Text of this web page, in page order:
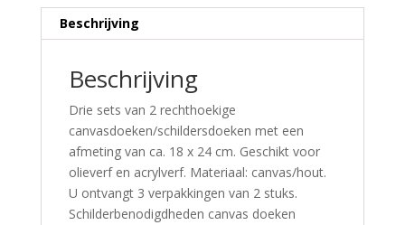
Beschrijving
Beschrijving
Drie sets van 2 rechthoekige
canvasdoeken/schildersdoeken met een
afmeting van ca. 18 x 24 cm. Geschikt voor
olieverf en acrylverf. Materiaal: canvas/hout.
U ontvangt 3 verpakkingen van 2 stuks.
Schilderbenodigdheden canvas doeken